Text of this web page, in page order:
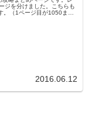
ジを分けました。こちらも
。（1ページ目が1050ま
2016.06.12